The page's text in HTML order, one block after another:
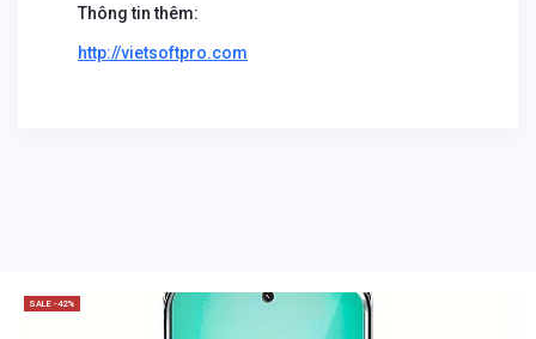
Thông tin thêm:
http://vietsoftpro.com
SALE -42%